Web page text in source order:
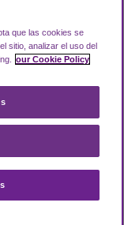
for the
que las cookies se
sitio, analizar el uso del
our Cookie Policy